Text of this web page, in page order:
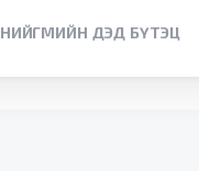
НИЙГМИЙН ДЭД БҮТЭЦ